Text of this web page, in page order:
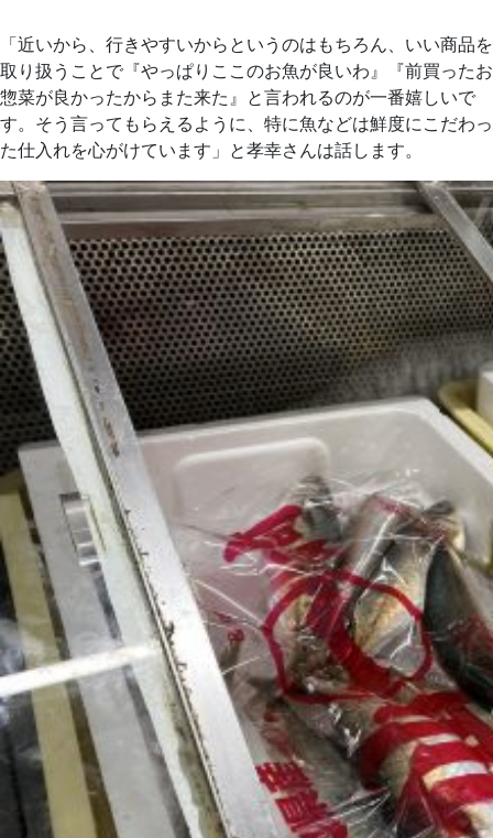
「近いから、行きやすいからというのはもちろん、いい商品を
取り扱うことで『やっぱりここのお魚が良いわ』『前買ったお
惣菜が良かったからまた来た』と言われるのが一番嬉しいで
す。そう言ってもらえるように、特に魚などは鮮度にこだわっ
た仕入れを心がけています」と孝幸さんは話します。